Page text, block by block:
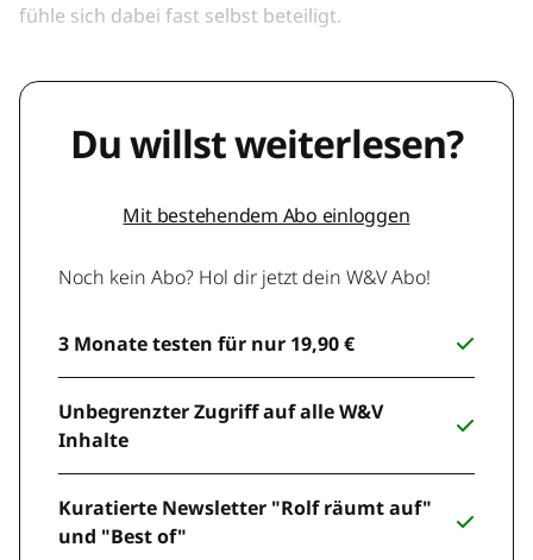
fühle sich dabei fast selbst beteiligt.
Du willst weiterlesen?
Mit bestehendem Abo einloggen
Noch kein Abo? Hol dir jetzt dein W&V Abo!
3 Monate testen für nur 19,90 €
Unbegrenzter Zugriff auf alle W&V
Inhalte
Kuratierte Newsletter "Rolf räumt auf"
und "Best of"